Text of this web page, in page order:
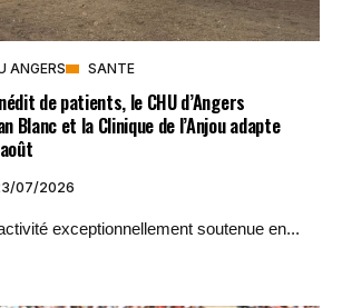
ANGERS SANTE
de patients, le CHU d’Angers
Blanc et la Clinique de l’Anjou adapte
07/2026
exceptionnellement soutenue en...